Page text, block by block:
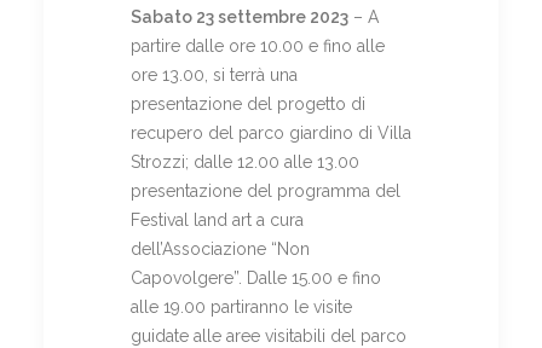
Sabato 23 settembre 2023 – A
partire dalle ore 10.00 e fino alle
ore 13.00, si terrà una
presentazione del progetto di
recupero del parco giardino di Villa
Strozzi; dalle 12.00 alle 13.00
presentazione del programma del
Festival land art a cura
dell’Associazione “Non
Capovolgere”. Dalle 15.00 e fino
alle 19.00 partiranno le visite
guidate alle aree visitabili del parco